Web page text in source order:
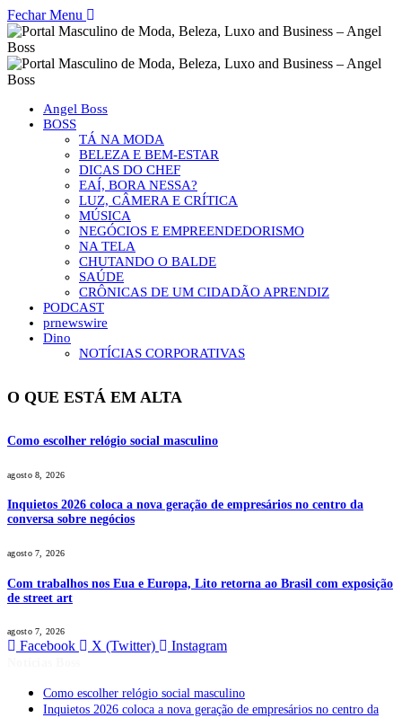
Fechar Menu
Angel Boss
BOSS
TÁ NA MODA
BELEZA E BEM-ESTAR
DICAS DO CHEF
EAÍ, BORA NESSA?
LUZ, CÂMERA E CRÍTICA
MÚSICA
NEGÓCIOS E EMPREENDEDORISMO
NA TELA
CHUTANDO O BALDE
SAÚDE
CRÔNICAS DE UM CIDADÃO APRENDIZ
PODCAST
prnewswire
Dino
NOTÍCIAS CORPORATIVAS
O QUE ESTÁ EM ALTA
Como escolher relógio social masculino
agosto 8, 2026
Inquietos 2026 coloca a nova geração de empresários no centro da
conversa sobre negócios
agosto 7, 2026
Com trabalhos nos Eua e Europa, Lito retorna ao Brasil com exposição
de street art
agosto 7, 2026
Facebook X (Twitter) Instagram
Como escolher relógio social masculino
Inquietos 2026 coloca a nova geração de empresários no centro da